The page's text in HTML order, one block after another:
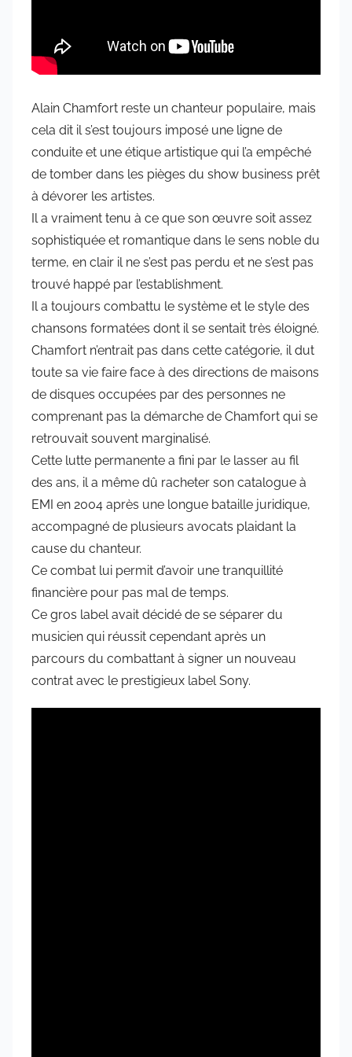
Alain Chamfort reste un chanteur populaire, mais
cela dit il s’est toujours imposé une ligne de
conduite et une étique artistique qui l’a empêché
de tomber dans les pièges du show business prêt
à dévorer les artistes.
Il a vraiment tenu à ce que son œuvre soit assez
sophistiquée et romantique dans le sens noble du
terme, en clair il ne s’est pas perdu et ne s’est pas
trouvé happé par l’establishment.
Il a toujours combattu le système et le style des
chansons formatées dont il se sentait très éloigné.
Chamfort n’entrait pas dans cette catégorie, il dut
toute sa vie faire face à des directions de maisons
de disques occupées par des personnes ne
comprenant pas la démarche de Chamfort qui se
retrouvait souvent marginalisé.
Cette lutte permanente a fini par le lasser au fil
des ans, il a même dû racheter son catalogue à
EMI en 2004 après une longue bataille juridique,
accompagné de plusieurs avocats plaidant la
cause du chanteur.
Ce combat lui permit d’avoir une tranquillité
financière pour pas mal de temps.
Ce gros label avait décidé de se séparer du
musicien qui réussit cependant après un
parcours du combattant à signer un nouveau
contrat avec le prestigieux label Sony.